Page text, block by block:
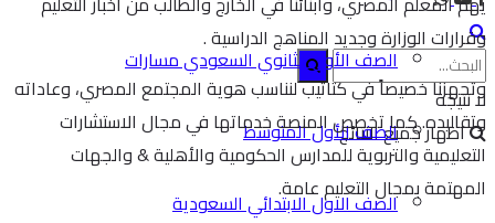
لا نتيجة
اظهار جميع النتائج
الصف الأول الثانوي السعودي مسارات
الصف الأول المتوسط
الصف الاول الابتدائي السعودية
وقرارات الوزارة وجديد المناهج الدراسية .
وتجهزنا خصيصاً في كتاتيب لنناسب هوية المجتمع المصري، وعاداته
وتقاليده. كما تخصص المنصة خدماتها في مجال الاستشارات
التعليمية والتربوية للمدارس الحكومية والأهلية & والجهات
المهتمة بمجال التعليم عامة.